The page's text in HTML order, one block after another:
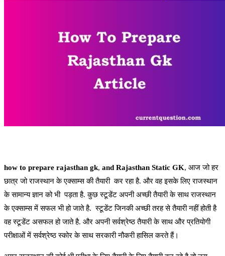
how to prepare rajasthan gk, and Rajasthan Static GK, आज जो हर
छात्र जो राजस्थान के एक्साम्स की तैयारी कर रहा है. और वह इसके लिए राजस्थान
के सामान्य ज्ञान को भी पड़ता है. कुछ स्टूडेंट अपनी अच्छी तैयारी के साथ राजस्थान
के एक्साम्स में सफल भी हो जाते है. स्टूडेंट जिनकी अच्छी तरह से तैयारी नहीं होती है
वह स्टूडेंट असफल हो जाते है. और अपनी सर्वश्रेष्ठ तैयारी के साथ और प्रतियोगी
परीक्षाओं में सर्वश्रेष्ठ स्कोर के साथ सरकारी नौकरी हासिल करते हैं।